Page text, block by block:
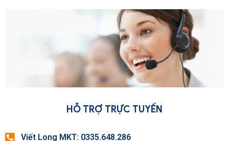
HỖ TRỢ TRỰC TUYẾN
Viết Long MKT: 0335.648.286